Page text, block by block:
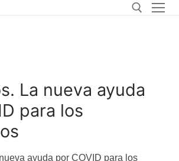
La nueva ayuda
para los